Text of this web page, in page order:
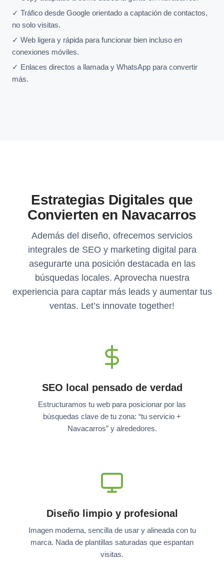
✓ Tráfico desde Google orientado a captación de contactos,
no solo visitas.
✓ Web ligera y rápida para funcionar bien incluso en
conexiones móviles.
✓ Enlaces directos a llamada y WhatsApp para convertir
más.
Estrategias Digitales que
Convierten en Navacarros
Además del diseño, ofrecemos servicios
integrales de SEO y marketing digital para
asegurarte una posición destacada en las
búsquedas locales. Aprovecha nuestra
experiencia para captar más leads y aumentar tus
ventas. Let’s innovate together!
SEO local pensado de verdad
Estructuramos tu web para posicionar por las
búsquedas clave de tu zona: “tu servicio +
Navacarros” y alrededores.
Diseño limpio y profesional
Imagen moderna, sencilla de usar y alineada con tu
marca. Nada de plantillas saturadas que espantan
visitas.